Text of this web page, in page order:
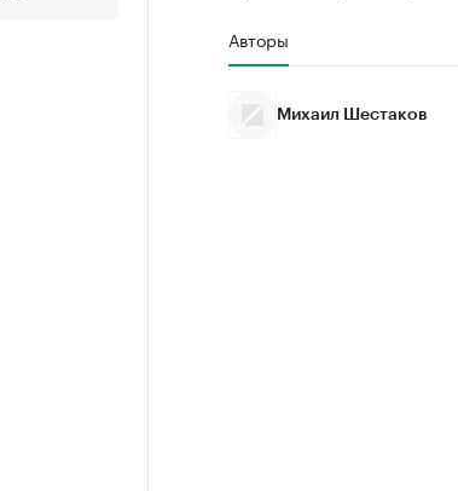
Авторы
Михаил Шестаков